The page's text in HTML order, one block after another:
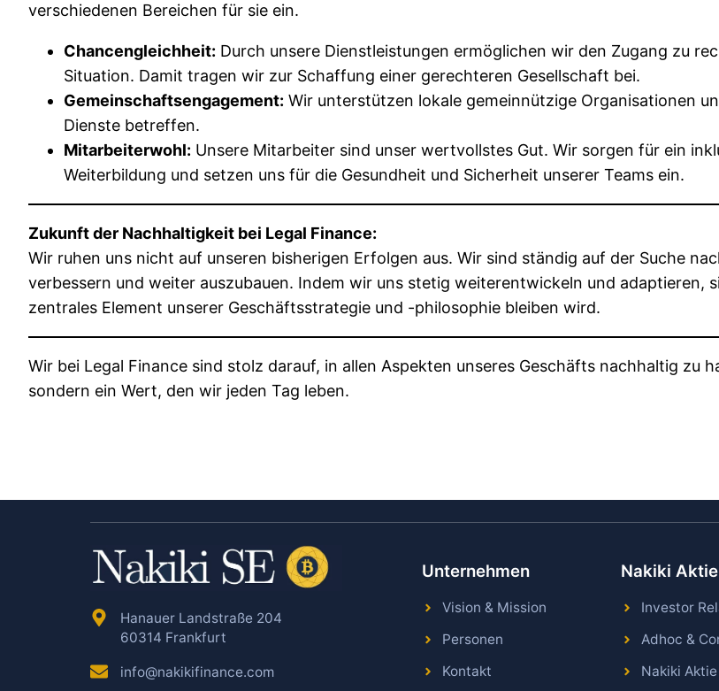
verschiedenen Bereichen für sie ein.
Chancengleichheit: Durch unsere Dienstleistungen ermöglichen wir den Zugang zu
Situation. Damit tragen wir zur Schaffung einer gerechteren Gesellschaft bei.
Gemeinschaftsengagement: Wir unterstützen lokale gemeinnützige Organisationen
Dienste betreffen.
Mitarbeiterwohl: Unsere Mitarbeiter sind unser wertvollstes Gut. Wir sorgen für ein
Weiterbildung und setzen uns für die Gesundheit und Sicherheit unserer Teams ein.
Zukunft der Nachhaltigkeit bei Legal Finance:
Wir ruhen uns nicht auf unseren bisherigen Erfolgen aus. Wir sind ständig auf der Suche
verbessern und weiter auszubauen. Indem wir uns stetig weiterentwickeln und adaptieren,
zentrales Element unserer Geschäftsstrategie und -philosophie bleiben wird.
Wir bei Legal Finance sind stolz darauf, in allen Aspekten unseres Geschäfts nachhaltig zu
sondern ein Wert, den wir jeden Tag leben.
Hanauer Landstraße 204
60314 Frankfurt
info@nakikifinance.com
Unternehmen
Vision & Mission
Personen
Kontakt
Nakiki Aktie
Investor
Adhoc &
Nakiki Aktie